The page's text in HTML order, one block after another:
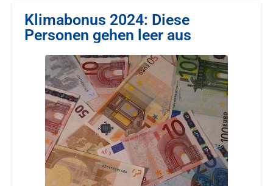
Klimabonus 2024: Diese
Personen gehen leer aus